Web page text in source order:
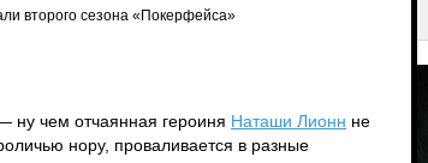
второго сезона «Покерфейса»
ну чем отчаянная героиня Наташи Лионн не
нору, проваливается в разные